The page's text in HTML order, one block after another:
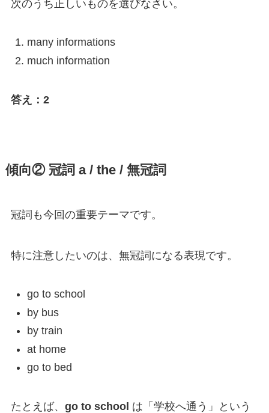
次のうち正しいものを選びなさい。
many informations
much information
答え：2
傾向② 冠詞 a / the / 無冠詞
冠詞も今回の重要テーマです。
特に注意したいのは、無冠詞になる表現です。
go to school
by bus
by train
at home
go to bed
たとえば、 go to school は「学校へ通う」という